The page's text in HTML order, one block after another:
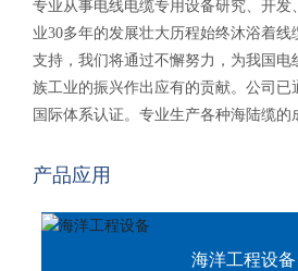
专业从事电线电缆专用设备研究、开发
业30多年的发展壮大历程始终沐浴着线
支持，我们将通过不懈努力，为我国电
族工业的振兴作出应有的贡献。公司已
国际体系认证。专业生产各种海陆缆的
二十多个省、市、自治区，海外二十多
产品应用
海洋工程设备